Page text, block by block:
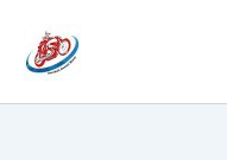
konten